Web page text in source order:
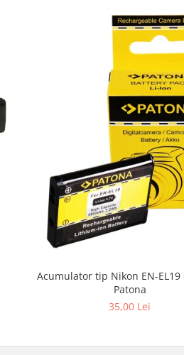
Acumulator tip Nikon EN-EL19
Patona
35,00 Lei